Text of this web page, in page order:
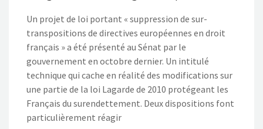
Un projet de loi portant « suppression de sur-
transpositions de directives européennes en droit
français » a été présenté au Sénat par le
gouvernement en octobre dernier. Un intitulé
technique qui cache en réalité des modifications sur
une partie de la loi Lagarde de 2010 protégeant les
Français du surendettement. Deux dispositions font
particulièrement réagir